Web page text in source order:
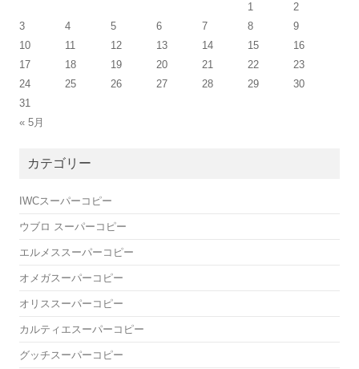
« 5月
1
2
3
4 5 6 7 8
9
10
11 12 13 14 15
16
17
18 19 20 21 22
23
24
25 26 27 28 29
30
31
カテゴリー
IWCスーパーコピー
ウブロ スーパーコピー
エルメススーパーコピー
オメガスーパーコピー
オリススーパーコピー
カルティエスーパーコピー
グッチスーパーコピー